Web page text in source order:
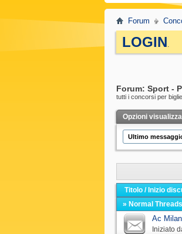
Forum
LOGIN.
Forum: Sport -
tutti i concorsi per
Opzioni
Titolo /Inizio
» Normal Threads
Ac Milan
Iniziato